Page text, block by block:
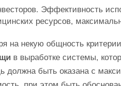
Эффективность
ресурсов,
на некую общность
в выработке системы,
должна быть оказана с